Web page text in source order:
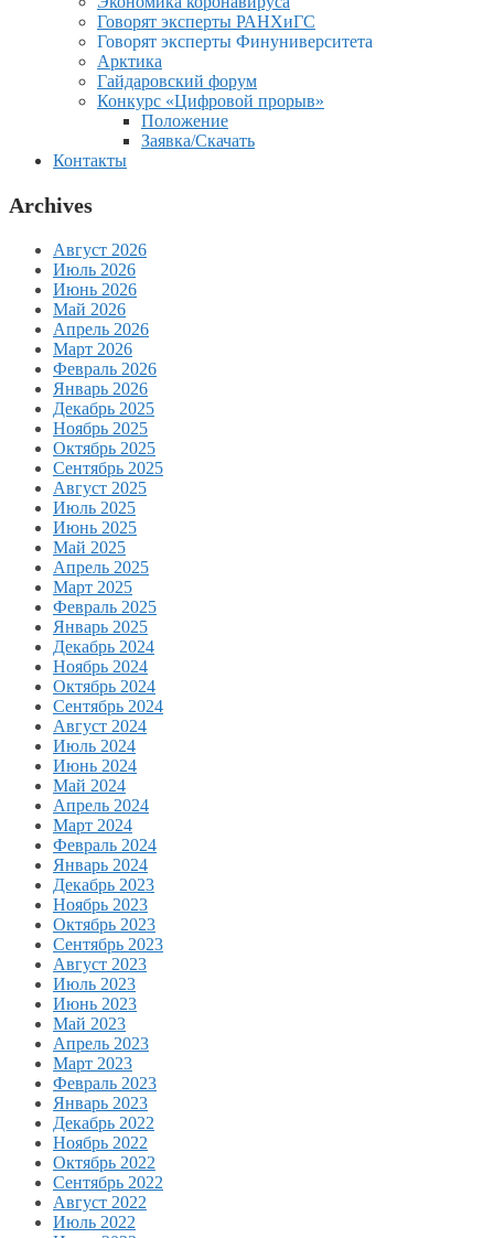
Говорят эксперты РАНХиГС
Говорят эксперты Финуниверситета
Арктика
Гайдаровский форум
Конкурс «Цифровой прорыв»
Положение
Заявка/Скачать
Контакты
Archives
Август 2026
Июль 2026
Июнь 2026
Май 2026
Апрель 2026
Март 2026
Февраль 2026
Январь 2026
Декабрь 2025
Ноябрь 2025
Октябрь 2025
Сентябрь 2025
Август 2025
Июль 2025
Июнь 2025
Май 2025
Апрель 2025
Март 2025
Февраль 2025
Январь 2025
Декабрь 2024
Ноябрь 2024
Октябрь 2024
Сентябрь 2024
Август 2024
Июль 2024
Июнь 2024
Май 2024
Апрель 2024
Март 2024
Февраль 2024
Январь 2024
Декабрь 2023
Ноябрь 2023
Октябрь 2023
Сентябрь 2023
Август 2023
Июль 2023
Июнь 2023
Май 2023
Апрель 2023
Март 2023
Февраль 2023
Январь 2023
Декабрь 2022
Ноябрь 2022
Октябрь 2022
Сентябрь 2022
Август 2022
Июль 2022